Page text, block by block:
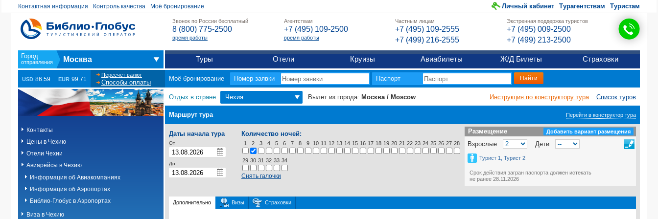
Контактная информация Контроль качества Моё бронирование Личный кабинет Турагентствам Туристам
Звонок по России бесплатный
8 (800) 775-2500
время работы
Агентствам
+7 (495) 109-2500
время работы
Частным лицам
+7 (495) 109-2555
+7 (499) 216-2555
Экстренная поддержка туристов
+7 (495) 009-2500
+7 (499) 213-2500
Москва Туры Отели Круизы Авиабилеты Ж/Д Билеты Страховки
USD 86.59 EUR 99.71
Пересчет валют
Способы оплаты
Моё бронирование Номер заявки Паспорт
Контакты
Цены в Чехию
Отели Чехии
Авиарейсы в Чехию
Информация об Авиакомпаниях
Информация об Аэропортах
Библио-Глобус в Аэропортах
Виза в Чехию
Отдых в стране Чехия Вылет из города: Москва / Moscow Инструкция по конструктору тура Список туров
Маршрут тура Перейти в конструктор тура
Даты начала тура
От
До
Размещение
Размещение Добавить вариант размещения
Взрослые Дети
Турист 1, Турист 2
Срок действия загран паспорта должен истекать
не ранее 28.11.2026
Количество ночей:
1 2 3 4 5 6 7 8 9 10 11 12 13 14 15 16 17 18 19 20 21 22 23 24 25 26 27 28
29 30 31 32 33 34
Снять галочки
Дополнительно Визы Страховки